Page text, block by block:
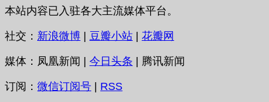
本站内容已入驻各大主流媒体平台。
社交： 新浪微博 豆瓣小站 花瓣网
媒体：凤凰新闻 | 今日头条 | 腾讯新闻
订阅： 微信订阅号 RSS